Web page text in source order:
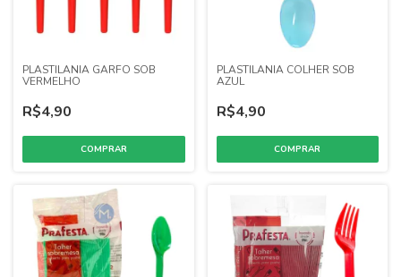
PLASTILANIA GARFO SOB
VERMELHO
R$4,90
PLASTILANIA COLHER SOB
AZUL
R$4,90